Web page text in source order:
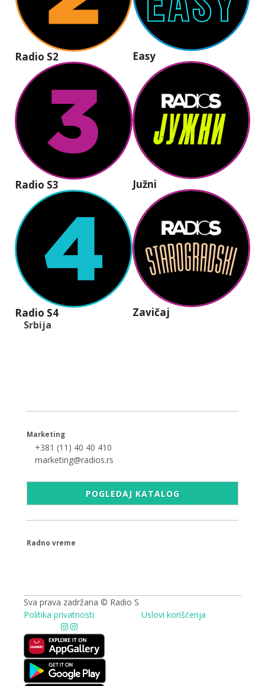
Radio S2
Radio S3
Radio S4
Easy
Južni
Zavičaj
Srbija
Marketing
+381 (11) 40 40 410
marketing@radios.rs
POGLEDAJ KATALOG
Radno vreme
Sva prava zadržana © Radio S
Politika privatnosti
Uslovi korišćenja